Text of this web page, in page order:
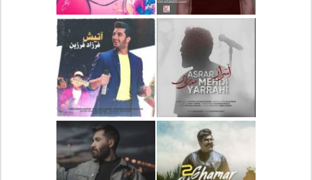
دانلود آهنگ جدید رضا
بهرام بنام نگار
دانلود آهنگ جدید علی
لهراسبی بنام صورت
دانلود آهنگ جدید مهدی
یراحی بنام اسرار
دانلود آهنگ جدید فرزاد
فرزین بنام آتیش